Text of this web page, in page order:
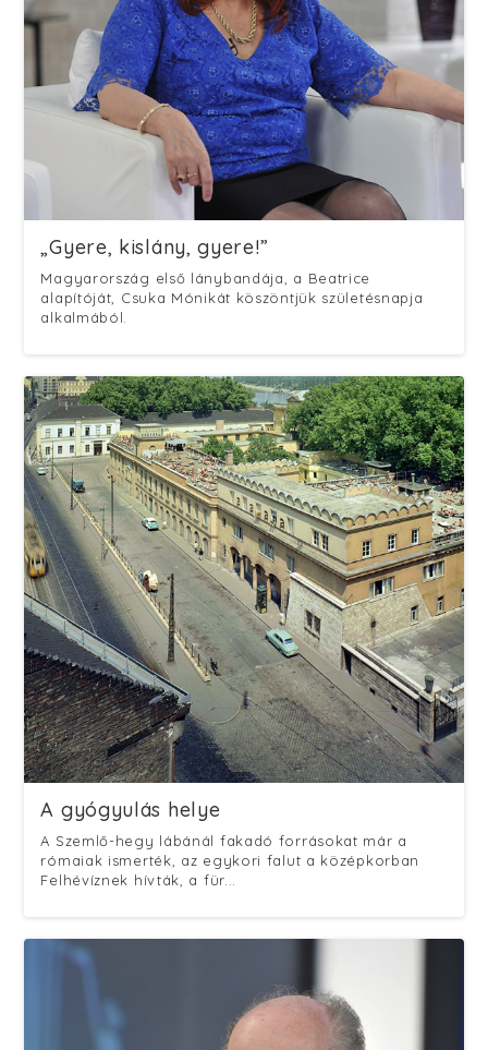
„Gyere, kislány, gyere!”
Magyarország első lánybandája, a Beatrice
alapítóját, Csuka Mónikát köszöntjük születésnapja
alkalmából.
A gyógyulás helye
A Szemlő-hegy lábánál fakadó forrásokat már a
rómaiak ismerték, az egykori falut a középkorban
Felhévíznek hívták, a für...